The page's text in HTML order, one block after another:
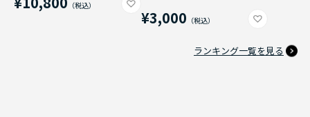
¥3,000
ランキング一覧を見る